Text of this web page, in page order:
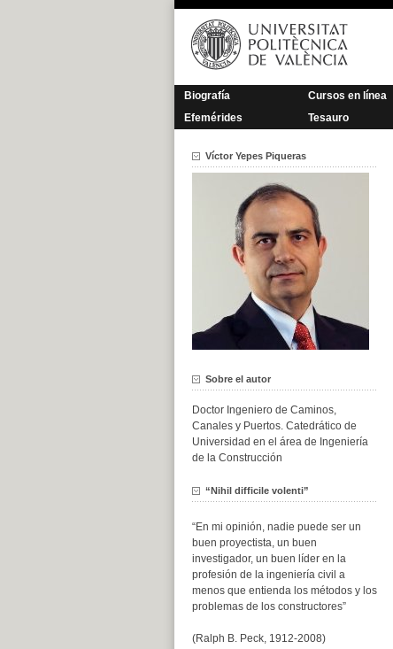
Saltar
contenido
Biografía Cursos en línea
Efemérides
Tesauro
Víctor Yepes Piqueras
Sobre el autor
Doctor Ingeniero de Caminos,
Canales y Puertos. Catedrático de
Universidad en el área de Ingeniería
de la Construcción
“Nihil difficile volenti”
“En mi opinión, nadie puede ser un
buen proyectista, un buen
investigador, un buen líder en la
profesión de la ingeniería civil a
menos que entienda los métodos y los
problemas de los constructores”
(Ralph B. Peck, 1912-2008)